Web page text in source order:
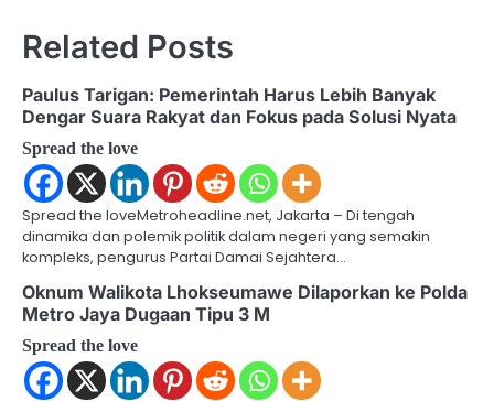
n
a
v
i
g
a
t
i
o
Related Posts
Paulus Tarigan: Pemerintah Harus Lebih Banyak
Dengar Suara Rakyat dan Fokus pada Solusi Nyata
Spread the love
Spread the loveMetroheadline.net, Jakarta – Di tengah
dinamika dan polemik politik dalam negeri yang semakin
kompleks, pengurus Partai Damai Sejahtera…
Oknum Walikota Lhokseumawe Dilaporkan ke Polda
Metro Jaya Dugaan Tipu 3 M
Spread the love